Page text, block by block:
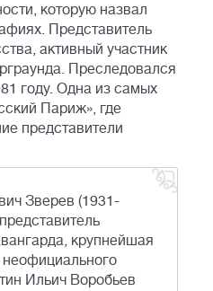
которую назвал
Представитель
активный участник
Преследовался
году. Одна из самых
Париж», где
представители
Зверев (1931-
крупнейшая
неофициального
Ильич Воробьев